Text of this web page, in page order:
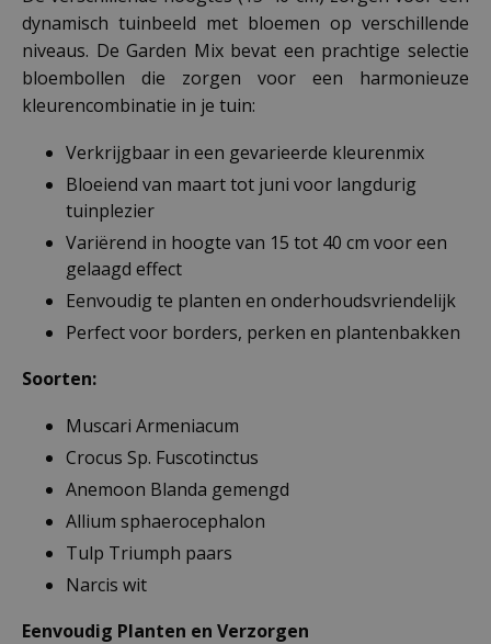
dynamisch tuinbeeld met bloemen op verschillende
niveaus. De Garden Mix bevat een prachtige selectie
bloembollen die zorgen voor een harmonieuze
kleurencombinatie in je tuin:
Verkrijgbaar in een gevarieerde kleurenmix
Bloeiend van maart tot juni voor langdurig
tuinplezier
Variërend in hoogte van 15 tot 40 cm voor een
gelaagd effect
Eenvoudig te planten en onderhoudsvriendelijk
Perfect voor borders, perken en plantenbakken
Soorten:
Muscari Armeniacum
Crocus Sp. Fuscotinctus
Anemoon Blanda gemengd
Allium sphaerocephalon
Tulp Triumph paars
Narcis wit
Eenvoudig Planten en Verzorgen